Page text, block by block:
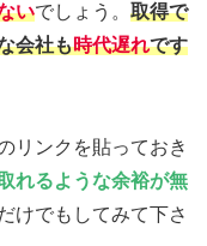
いでしょう。 取得で
会社も時代遅れです
リンクを貼っておき
れるような余裕が無
けでもしてみて下さ